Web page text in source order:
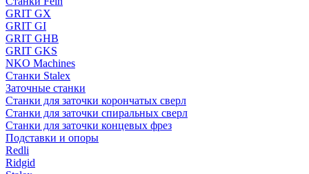
GRIT GX
GRIT GI
GRIT GHB
GRIT GKS
NKO Machines
Станки Stalex
Заточные станки
Станки для заточки корончатых сверл
Станки для заточки спиральных сверл
Станки для заточки концевых фрез
Подставки и опоры
Redli
Ridgid